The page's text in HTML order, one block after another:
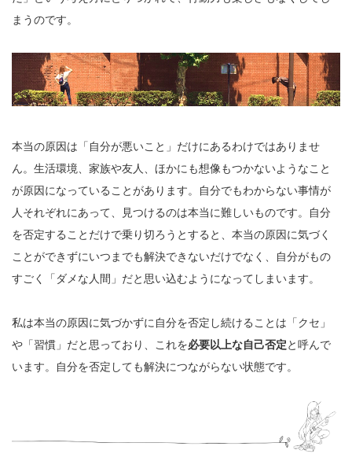
まうのです。
本当の原因は「自分が悪いこと」だけにあるわけではありませ
ん。生活環境、家族や友人、ほかにも想像もつかないようなこと
が原因になっていることがあります。自分でもわからない事情が
人それぞれにあって、見つけるのは本当に難しいものです。自分
を否定することだけで乗り切ろうとすると、本当の原因に気づく
ことができずにいつまでも解決できないだけでなく、自分がもの
すごく「ダメな人間」だと思い込むようになってしまいます。
私は本当の原因に気づかずに自分を否定し続けることは「クセ」
や「習慣」だと思っており、これを必要以上な自己否定と呼んで
います。自分を否定しても解決につながらない状態です。